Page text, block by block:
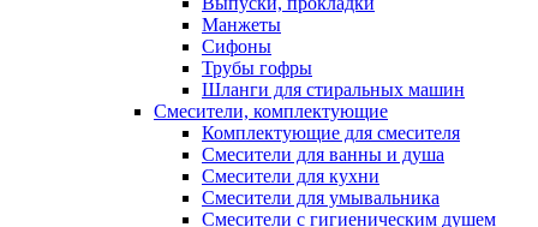
Манжеты
Сифоны
Трубы гофры
Шланги для стиральных машин
Смесители, комплектующие
Комплектующие для смесителя
Смесители для ванны и душа
Смесители для кухни
Смесители для умывальника
Смесители с гигиеническим душем